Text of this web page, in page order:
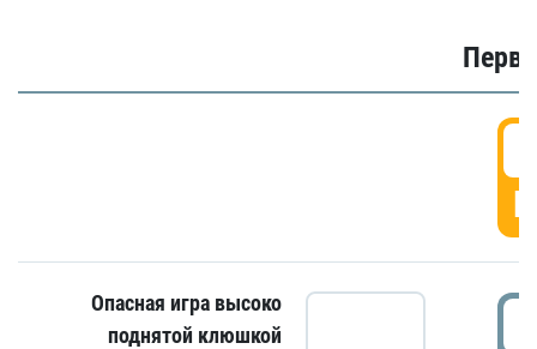
Опасная игра высоко
поднятой клюшкой